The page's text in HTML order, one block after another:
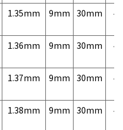
1.35mm 9mm 30mm
1.36mm 9mm 30mm
1.37mm 9mm 30mm
1.38mm 9mm 30mm